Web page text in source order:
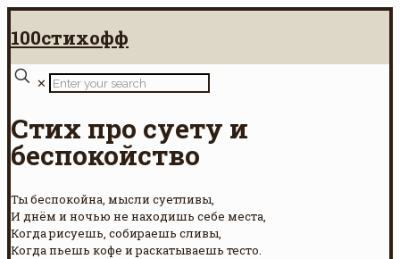
100стихофф
✕
Стих про суету и
беспокойство
Ты беспокойна, мысли суетливы,
И днём и ночью не находишь себе места,
Когда рисуешь, собираешь сливы,
Когда пьешь кофе и раскатываешь тесто.